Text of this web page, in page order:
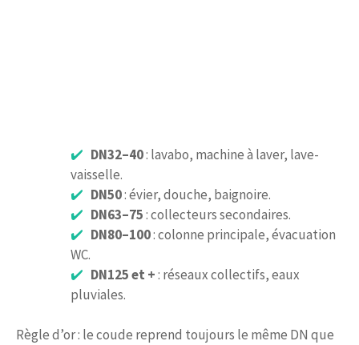
DN32–40: lavabo, machine à laver, lave-
vaisselle.
DN50: évier, douche, baignoire.
DN63–75: collecteurs secondaires.
DN80–100: colonne principale, évacuation
WC.
DN125 et +: réseaux collectifs, eaux
pluviales.
Règle d’or : le coude reprend toujours le même DN que